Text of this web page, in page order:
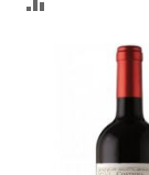
COMPARARE